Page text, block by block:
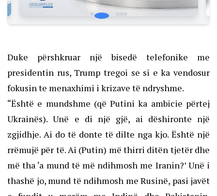
Duke përshkruar një bisedë telefonike me
presidentin rus, Trump tregoi se si e ka vendosur
fokusin te menaxhimi i krizave të ndryshme.
“Është e mundshme (që Putini ka ambicie përtej
Ukrainës). Unë e di një gjë, ai dëshironte një
zgjidhje. Ai do të donte të dilte nga kjo. Është një
rrëmujë për të.Ai (Putin) më thirri ditën tjetër dhe
më tha ‘a mund të më ndihmosh me Iranin?’ Unë i
thashë jo, mund të ndihmosh me Rusinë, pasi javët